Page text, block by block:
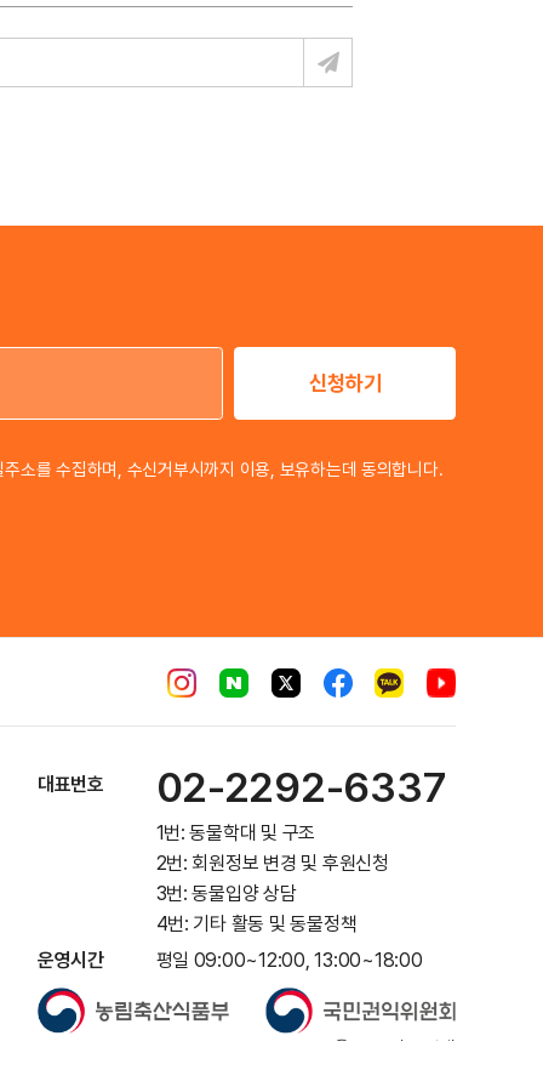
신청하기
소를 수집하며, 수신거부시까지 이용, 보유하는데 동의합니다.
대표번호 02-2292-6337
1번: 동물학대 및 구조
2번: 회원정보 변경 및 후원신청
3번: 동물입양 상담
4번: 기타 활동 및 동물정책
운영시간
평일 09:00~12:00, 13:00~18:00
ⓒ 동물자유연대